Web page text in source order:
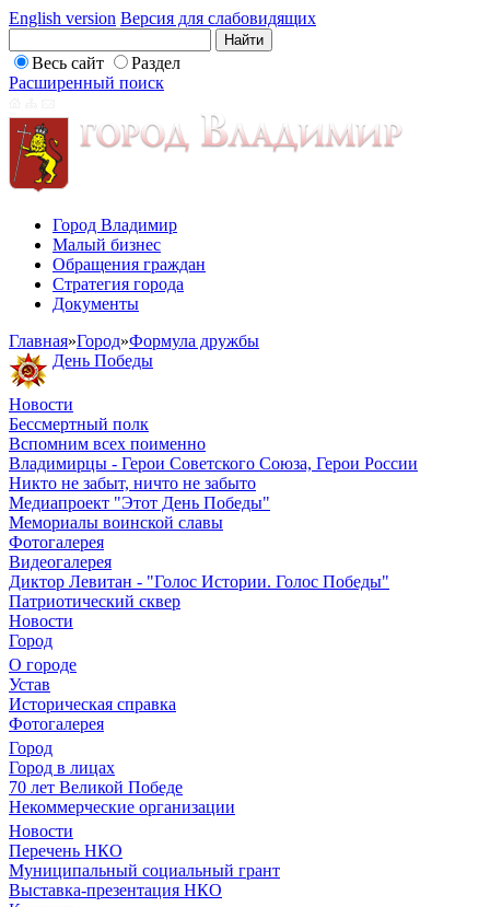
English version Версия для слабовидящих
Весь сайт
Раздел
Расширенный поиск
Город Владимир
Малый бизнес
Обращения граждан
Стратегия города
Документы
Главная»Город»Формула дружбы
День Победы
Новости
Бессмертный полк
Вспомним всех поименно
Владимирцы - Герои Советского Союза, Герои России
Никто не забыт, ничто не забыто
Медиапроект "Этот День Победы"
Мемориалы воинской славы
Фотогалерея
Видеогалерея
Диктор Левитан - "Голос Истории. Голос Победы"
Патриотический сквер
Новости
Город
О городе
Устав
Историческая справка
Фотогалерея
Город
Город в лицах
70 лет Великой Победе
Некоммерческие организации
Новости
Перечень НКО
Муниципальный социальный грант
Выставка-презентация НКО